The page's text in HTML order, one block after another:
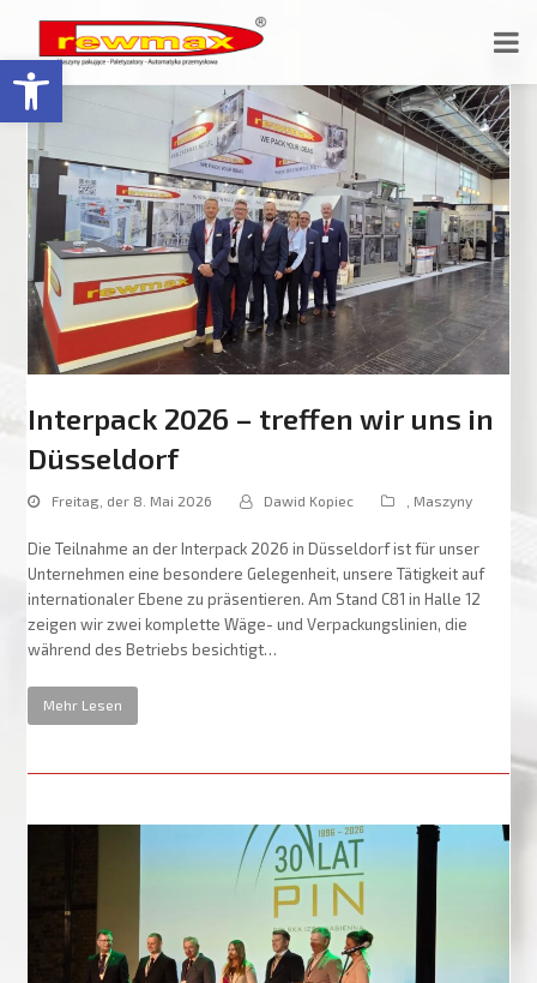
Open toolbar
Interpack 2026 – treffen wir uns in
Düsseldorf
Freitag, der 8. Mai 2026 Dawid Kopiec Maszyny
Die Teilnahme an der Interpack 2026 in Düsseldorf ist für unser
Unternehmen eine besondere Gelegenheit, unsere Tätigkeit auf
internationaler Ebene zu präsentieren. Am Stand C81 in Halle 12
zeigen wir zwei komplette Wäge- und Verpackungslinien, die
während des Betriebs besichtigt…
Mehr Lesen